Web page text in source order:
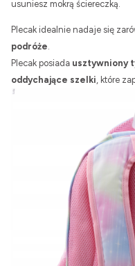
usuniesz mokrą ściereczką.
Plecak idealnie nadaje się
podróże.
Plecak posiada usztywniony
oddychające szelki, które